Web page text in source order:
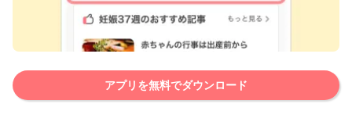
アプリを無料でダウンロード